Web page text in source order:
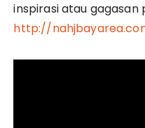
inspirasi atau gagasan
http://